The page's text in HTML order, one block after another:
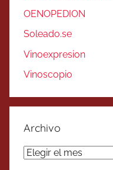
OENOPEDION
Soleado.se
Vinoexpresion
Vinoscopio
Archivo
Archivo